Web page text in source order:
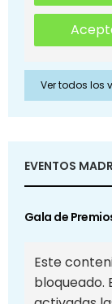
Ver todos los
EVENTOS
Gala de
Este
bloqueado.